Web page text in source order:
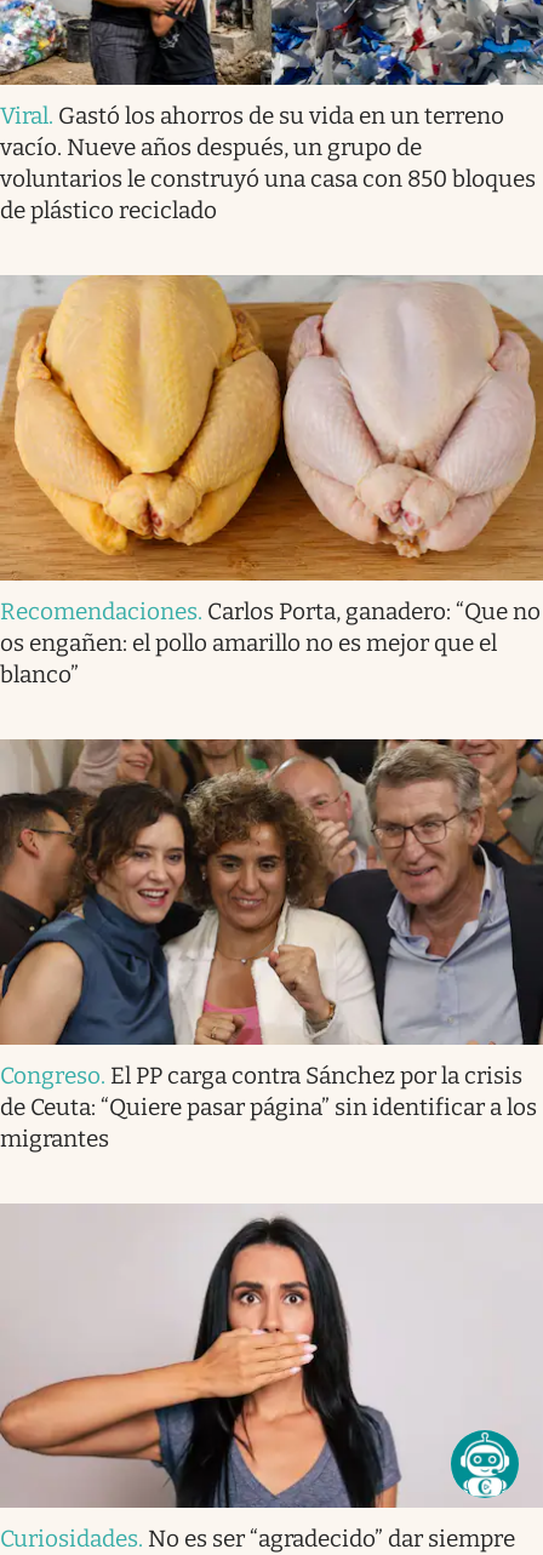
Viral. Gastó los ahorros de su vida en un terreno
vacío. Nueve años después, un grupo de
voluntarios le construyó una casa con 850 bloques
de plástico reciclado
Recomendaciones. Carlos Porta, ganadero: “Que no
os engañen: el pollo amarillo no es mejor que el
blanco”
Congreso. El PP carga contra Sánchez por la crisis
de Ceuta: “Quiere pasar página” sin identificar a los
migrantes
Curiosidades. No es ser “agradecido” dar siempre